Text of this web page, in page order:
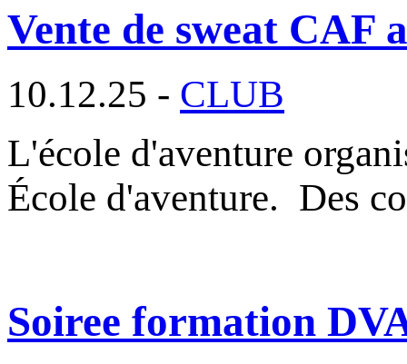
Vente de sweat CAF
10.12.25 - CLUB
L'école d'aventure
École d'aventure. Des
Soiree formation